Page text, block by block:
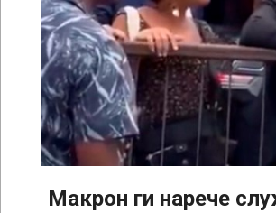
Макрон ги нарече